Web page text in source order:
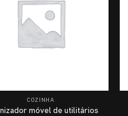
COZINHA
móvel de utilitários